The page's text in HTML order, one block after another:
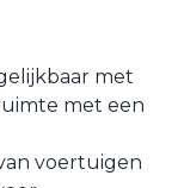
met
met een
voertuigen